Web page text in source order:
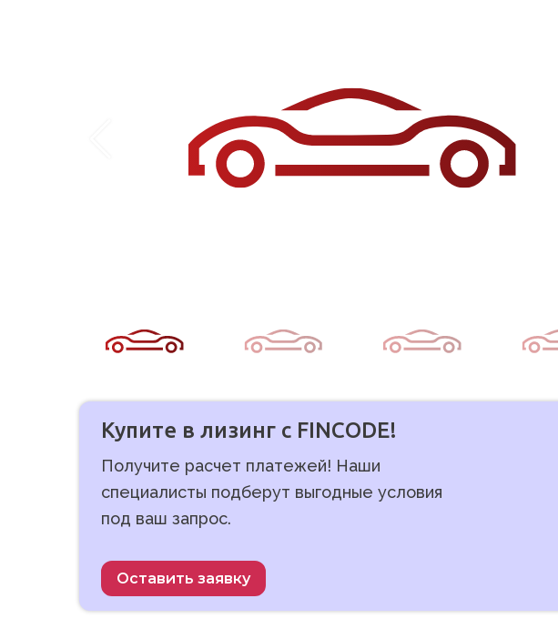
Купите в лизинг с FINCODE!
Получите расчет платежей! Наши
специалисты подберут выгодные условия
под ваш запрос.
Оставить заявку